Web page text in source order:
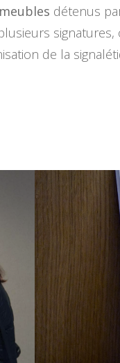
détenus
de la